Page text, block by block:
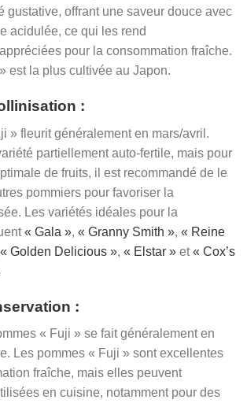
gustative, offrant une saveur douce avec
acidulée, ce qui les rend
pour la consommation fraîche.
est la plus cultivée au Japon.
:
» fleurit généralement en mars/avril.
partiellement auto-fertile, mais pour
de fruits, il est recommandé de le
pommiers pour favoriser la
Les variétés idéales pour la
« Gala », « Granny Smith », « Reine
« Golden Delicious », « Elstar » et« Cox’s
:
« Fuji » se fait généralement en
Les pommes « Fuji » sont excellentes
fraîche, mais elles peuvent
en cuisine, notamment pour des